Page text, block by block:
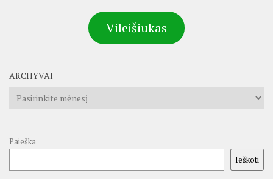
Vileišiukas
ARCHYVAI
Archyvai
Paieška
Ieškoti